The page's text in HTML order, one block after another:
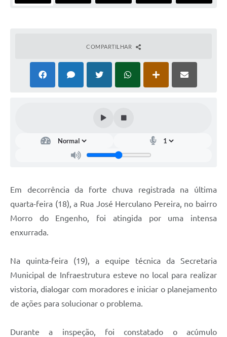
COMPARTILHAR
Em decorrência da forte chuva registrada na última
quarta-feira (18), a Rua José Herculano Pereira, no bairro
Morro do Engenho, foi atingida por uma intensa
enxurrada.
Na quinta-feira (19), a equipe técnica da Secretaria
Municipal de Infraestrutura esteve no local para realizar
vistoria, dialogar com moradores e iniciar o planejamento
de ações para solucionar o problema.
Durante a inspeção, foi constatado o acúmulo